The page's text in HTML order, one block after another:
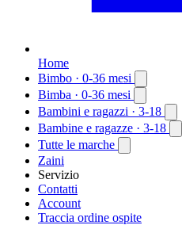
Home
Bimbo · 0-36 mesi
Bimba · 0-36 mesi
Bambini e ragazzi · 3-18
Bambine e ragazze · 3-18
Tutte le marche
Zaini
Servizio
Contatti
Account
Traccia ordine ospite